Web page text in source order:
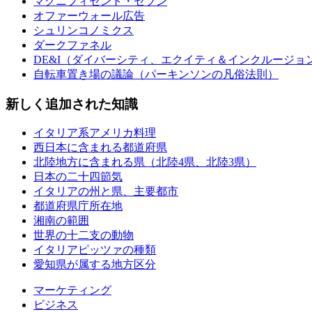
オファーウォール広告
シュリンコノミクス
ダークファネル
DE&I（ダイバーシティ、エクイティ＆インクルージョ
自転車置き場の議論（パーキンソンの凡俗法則）
新しく追加された知識
イタリア系アメリカ料理
西日本に含まれる都道府県
北陸地方に含まれる県（北陸4県、北陸3県）
日本の二十四節気
イタリアの州と県、主要都市
都道府県庁所在地
湘南の範囲
世界の十二支の動物
イタリアピッツァの種類
愛知県が属する地方区分
マーケティング
ビジネス